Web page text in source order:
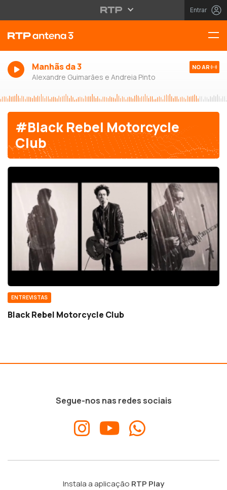
Entrar
Manhãs da 3
Alexandre Guimarães e Andreia Pinto
NO AR
#Black Rebel Motorcycle
Club
ENTREVISTAS
Black Rebel Motorcycle Club
Segue-nos nas redes sociais
Instala a aplicação RTP Play